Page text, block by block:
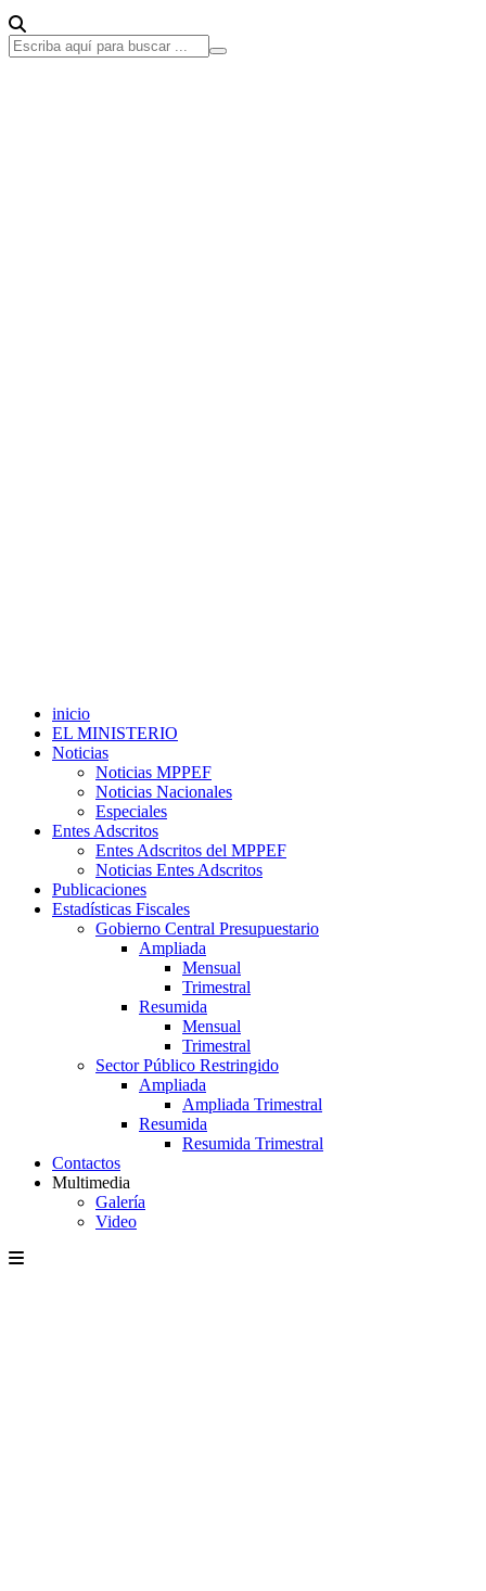
inicio
EL MINISTERIO
Noticias
Noticias MPPEF
Noticias Nacionales
Especiales
Entes Adscritos
Entes Adscritos del MPPEF
Noticias Entes Adscritos
Publicaciones
Estadísticas Fiscales
Gobierno Central Presupuestario
Ampliada
Mensual
Trimestral
Resumida
Mensual
Trimestral
Sector Público Restringido
Ampliada
Ampliada Trimestral
Resumida
Resumida Trimestral
Contactos
Multimedia
Galería
Video